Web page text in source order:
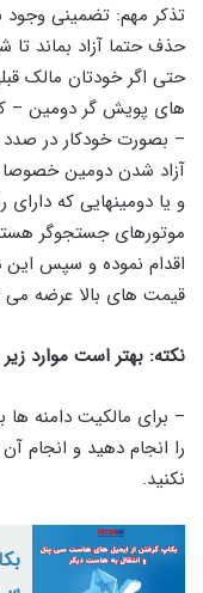
تذکر مهم: تضمینی وجود
حذف حتما آزاد بماند تا
حتی اگر خودتان مالک
های پویش گر دومین –
– بصورت خودکار در
آزاد شدن دومین خصوصا
و یا دومینهایی که
موتورهای جستجوگر
اقدام نموده و سپس
قیمت های بالا عرضه می
نکته: بهتر است موارد
– برای مالکیت دامنه
را انجام دهید و انجام آن
نکنید.